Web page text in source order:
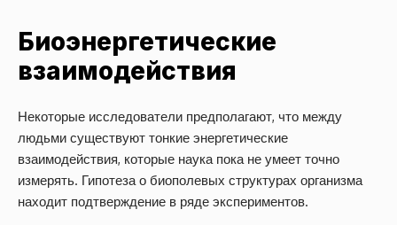
Биоэнергетические
взаимодействия
Некоторые исследователи предполагают, что между
людьми существуют тонкие энергетические
взаимодействия, которые наука пока не умеет точно
измерять. Гипотеза о биополевых структурах организма
находит подтверждение в ряде экспериментов.